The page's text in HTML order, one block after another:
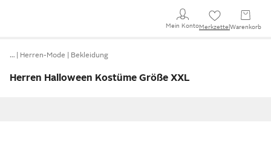
Mein KontoMerkzettel Warenkorb
… Herren-Mode Bekleidung
Herren Halloween Kostüme Größe XXL